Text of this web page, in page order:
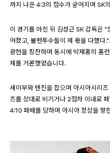
까지 나온 4:3의 점수가 굳어지며 SK
이 경기를 마친 뒤 김성근 SK 감독은
어졌고, 불펜투수들이 제 몫을 다했다
광현을 칭찬하며 동시에 박재홍의 홈
제를 거론했었습니다.
세이부와 텐진을 잡으며 아시아시리
즈를 상대로 비기거나 2점차 이내로
4:10 패배를 당하며 아시아 정상을 향